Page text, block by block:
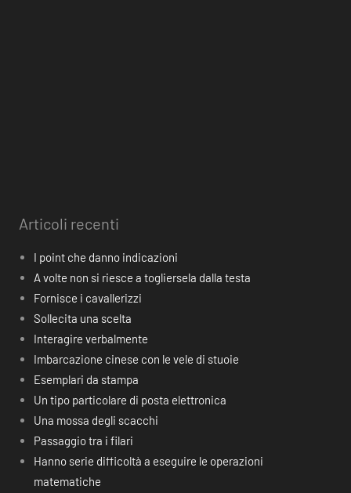
Articoli recenti
I point che danno indicazioni
A volte non si riesce a togliersela dalla testa
Fornisce i cavallerizzi
Sollecita una scelta
Interagire verbalmente
Imbarcazione cinese con le vele di stuoie
Esemplari da stampa
Un tipo particolare di posta elettronica
Una mossa degli scacchi
Passaggio tra i filari
Hanno serie difficoltà a eseguire le operazioni
matematiche